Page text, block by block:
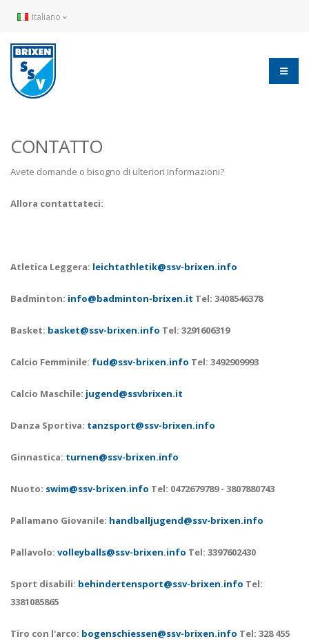
Italiano
CONTATTO
Avete domande o bisogno di ulteriori informazioni?
Allora contattateci:
Atletica Leggera: leichtathletik@ssv-brixen.info
Badminton: info@badminton-brixen.it Tel: 3408546378
Basket: basket@ssv-brixen.info Tel: 3291606319
Calcio Femminile: fud@ssv-brixen.info Tel: 3492909993
Calcio Maschile: jugend@ssvbrixen.it
Danza Sportiva: tanzsport@ssv-brixen.info
Ginnastica: turnen@ssv-brixen.info
Nuoto: swim@ssv-brixen.info Tel: 0472679789 - 3807880743
Pallamano Giovanile: handballjugend@ssv-brixen.info
Pallavolo: volleyballs@ssv-brixen.info Tel: 3397602430
Sport disabili: behindertensport@ssv-brixen.info Tel:
3381085865
Tiro con l'arco: bogenschiessen@ssv-brixen.info Tel: 328 455